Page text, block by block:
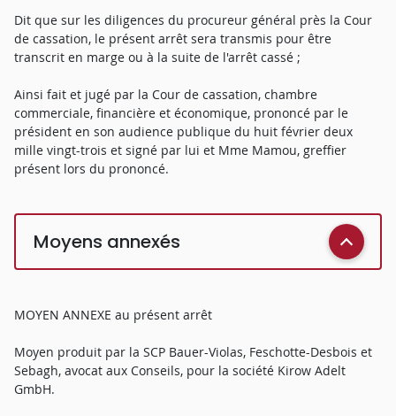
Dit que sur les diligences du procureur général près la Cour
de cassation, le présent arrêt sera transmis pour être
transcrit en marge ou à la suite de l'arrêt cassé ;
Ainsi fait et jugé par la Cour de cassation, chambre
commerciale, financière et économique, prononcé par le
président en son audience publique du huit février deux
mille vingt-trois et signé par lui et Mme Mamou, greffier
présent lors du prononcé.
Moyens annexés
MOYEN ANNEXE au présent arrêt
Moyen produit par la SCP Bauer-Violas, Feschotte-Desbois et
Sebagh, avocat aux Conseils, pour la société Kirow Adelt
GmbH.